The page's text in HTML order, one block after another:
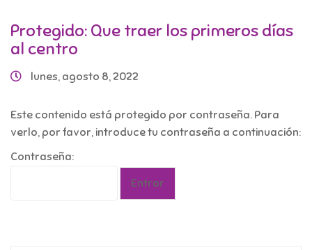
Protegido: Que traer los primeros días
al centro
lunes, agosto 8, 2022
Este contenido está protegido por contraseña. Para
verlo, por favor, introduce tu contraseña a continuación:
Contraseña: